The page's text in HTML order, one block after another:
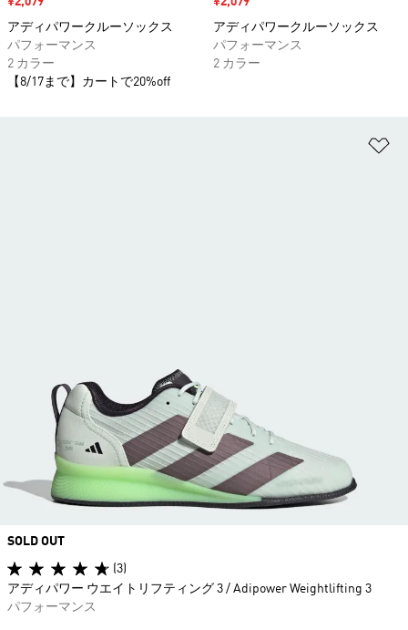
アディパワークルーソックス
パフォーマンス
2 カラー
【8/17まで】カートで20%off
アディパワークルーソックス
パフォーマンス
2 カラー
SOLD OUT
(3)
アディパワー ウエイトリフティング 3 / Adipower Weightlifting 3
パフォーマンス